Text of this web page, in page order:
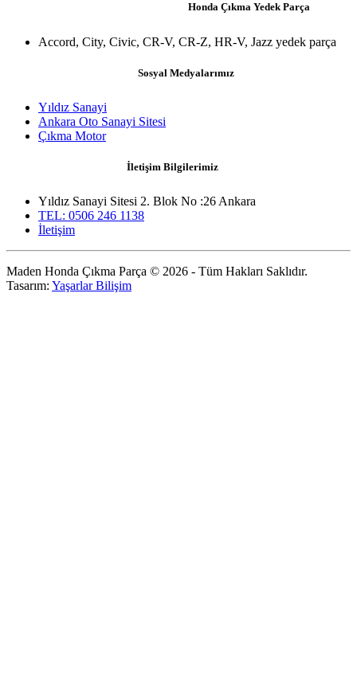
Honda Çıkma Yedek Parça
Accord, City, Civic, CR-V, CR-Z, HR-V, Jazz yedek parça
Sosyal Medyalarımız
Yıldız Sanayi
Ankara Oto Sanayi Sitesi
Çıkma Motor
İletişim Bilgilerimiz
Yıldız Sanayi Sitesi 2. Blok No :26 Ankara
TEL: 0506 246 1138
İletişim
Maden Honda Çıkma Parça © 2026 - Tüm Hakları Saklıdır.
Tasarım: Yaşarlar Bilişim